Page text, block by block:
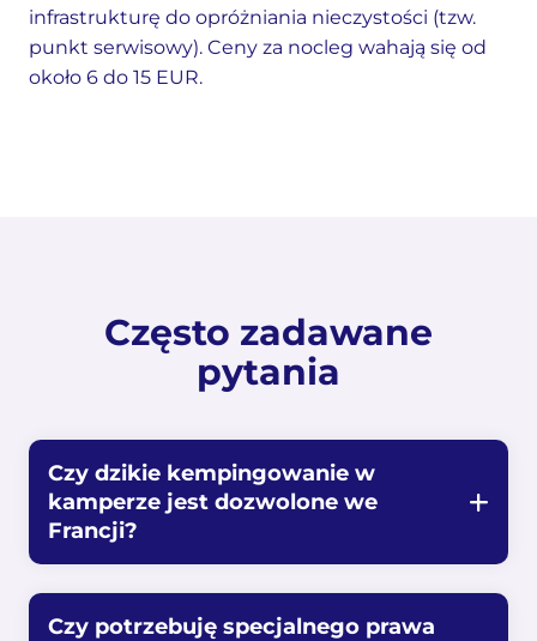
infrastrukturę do opróżniania nieczystości (tzw.
punkt serwisowy). Ceny za nocleg wahają się od
około 6 do 15 EUR.
Często zadawane
pytania
Czy dzikie kempingowanie w
kamperze jest dozwolone we
Francji?
Czy potrzebuję specjalnego prawa